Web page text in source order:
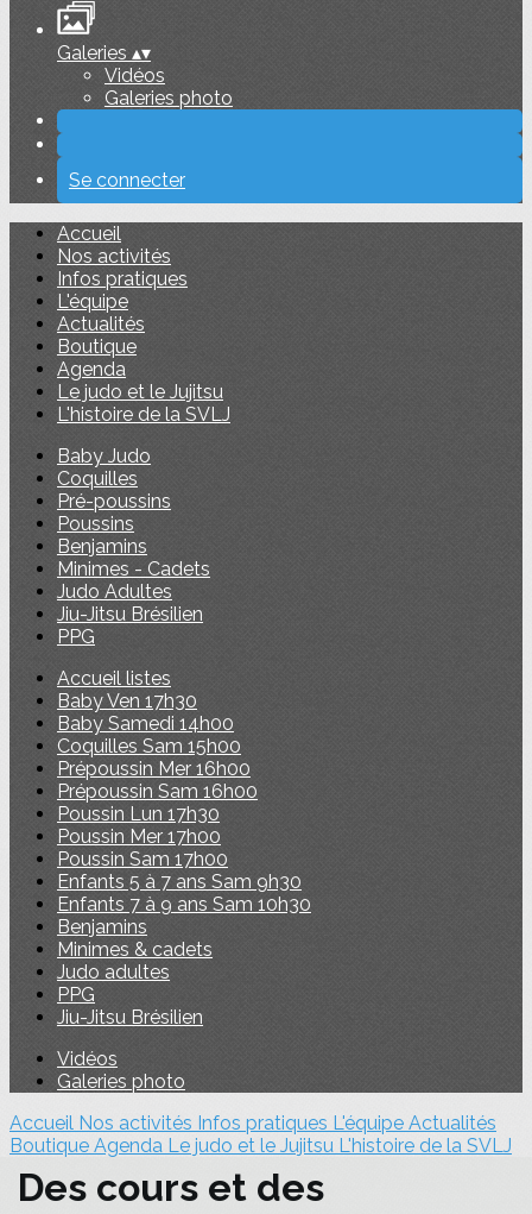
Galeries ▴▾
Vidéos
Galeries photo
Se connecter
Accueil
Nos activités
Infos pratiques
L'équipe
Actualités
Boutique
Agenda
Le judo et le Jujitsu
L'histoire de la SVLJ
Baby Judo
Coquilles
Pré-poussins
Poussins
Benjamins
Minimes - Cadets
Judo Adultes
Jiu-Jitsu Brésilien
PPG
Accueil listes
Baby Ven 17h30
Baby Samedi 14h00
Coquilles Sam 15h00
Prépoussin Mer 16h00
Prépoussin Sam 16h00
Poussin Lun 17h30
Poussin Mer 17h00
Poussin Sam 17h00
Enfants 5 à 7 ans Sam 9h30
Enfants 7 à 9 ans Sam 10h30
Benjamins
Minimes & cadets
Judo adultes
PPG
Jiu-Jitsu Brésilien
Vidéos
Galeries photo
Accueil Nos activités Infos pratiques L'équipe Actualités
Boutique Agenda Le judo et le Jujitsu L'histoire de la SVLJ
Des cours et des